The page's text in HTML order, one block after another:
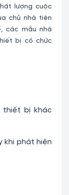
lượng cuộc
chủ nhà tiện
các mẫu nhà
bị có chức
thiết bị khác
khi phát hiện